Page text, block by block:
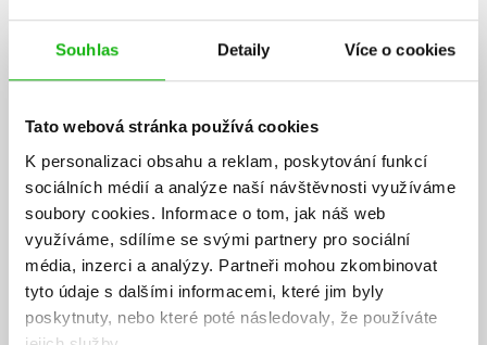
Souhlas Detaily Více o cookies
Tato webová stránka používá cookies
K personalizaci obsahu a reklam, poskytování funkcí
sociálních médií a analýze naší návštěvnosti využíváme
soubory cookies. Informace o tom, jak náš web
využíváme, sdílíme se svými partnery pro sociální
média, inzerci a analýzy. Partneři mohou zkombinovat
tyto údaje s dalšími informacemi, které jim byly
poskytnuty, nebo které poté následovaly, že používáte